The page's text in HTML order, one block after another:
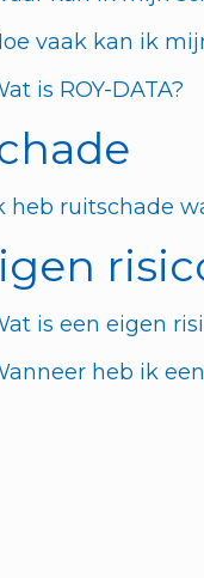
vaak kan ik
is ROY-DATA?
heb ruitschade
is een eigen
heb ik